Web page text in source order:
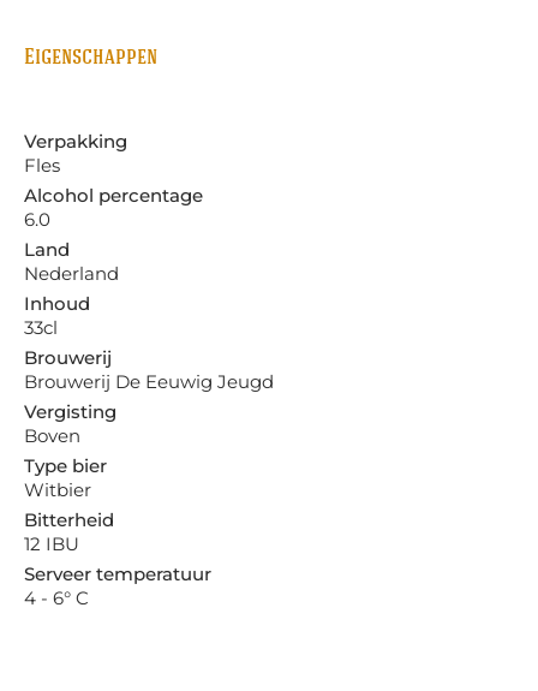
Eigenschappen
Verpakking
Fles
Alcohol percentage
6.0
Land
Nederland
Inhoud
33cl
Brouwerij
Brouwerij De Eeuwig Jeugd
Vergisting
Boven
Type bier
Witbier
Bitterheid
12 IBU
Serveer temperatuur
4 - 6° C